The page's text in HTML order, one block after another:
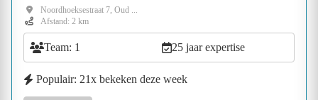
Noordhoeksestraat 7, Oud ...
Afstand: 2 km
Team: 1 25 jaar expertise
Populair: 21x bekeken deze week